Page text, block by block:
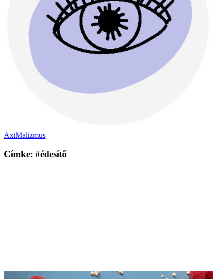
AxiMalizmus
Címke: #édesítő